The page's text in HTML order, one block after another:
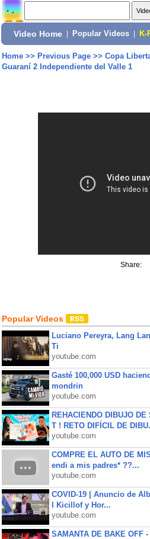
Video Home Popular Videos K-
Home>> Previous Page>> Copa
Guaraní 2 Independiente del Valle 1
Share:
Popular Videos
Luciano Pereyra, Lang
Ti
youtube.com
Gasté 100,000 USD
mondrin
youtube.com
REHACIENDO DIBUJO
T ! RETO DIFÍCIL DE
youtube.com
COMPRE EL AUTO DE
endi a mis padres* ??...
youtube.com
COVID-19 | Anuncio de
l Kicillof y Hor...
youtube.com
SAMANTA DE BAKE OFF